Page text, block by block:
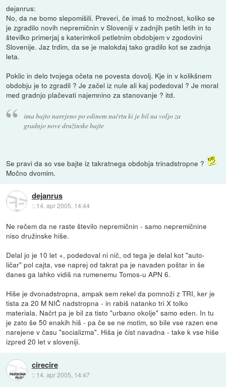
dejanrus:
No, da ne bomo slepomišili. Preveri, če imaš to možnost, koliko se
je zgradilo novih nepremičnin v Sloveniji v zadnjih petih letih in to
številko primerjaj s katerimkoli petletnim obdobjem v zgodovini
Slovenije. Jaz trdim, da se je malokdaj tako gradilo kot se zadnja
leta.
Poklic in delo tvojega očeta ne povesta dovolj. Kje in v kolikšnem
obdobju je to zgradil ? Je začel iz nule ali kaj podedoval ? Je moral
med gradnjo plačevati najemnino za stanovanje ? itd.
ima bajto narejeno po edinem načrtu ki je bil na voljo za
gradnjo nove družinske bajte
Se pravi da so vse bajte iz takratnega obdobja trinadstropne ?
Močno dvomim.
dejanrus
:: 14. apr 2005, 14:44
Ne rečem da ne raste število nepremičnin - samo nepremičnine
niso družinske hiše.
Delal jo je 10 let +, podedoval ni nič, od tega je delal kot "auto-
ličar" pol cajta, vse naprej od takrat pa je navaden poštar in še
danes ga lahko vidiš na rumenemu Tomos-u APN 6.
Hiše je dvonadstropna, ampak sem rekel da pomnoži z TRI, ker je
tista za 20 M NIČ nadstropna - in rabiš natanko tri X tolko
materiala. Načrt pa je bil za tisto "urbano okolje" samo eden. In tu
je zato še 50 enakih hiš - pa če se ne motim, so bile vse razen ene
narejene v času "socializma". Hiša je čist navadna - take k vse hiše
izpred 20 let v sloveniji.
cirecire
:: 14. apr 2005, 14:47